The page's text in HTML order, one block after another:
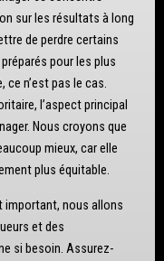
sur les résultats à long
de perdre certains
pour les plus
n’est pas le cas.
l’aspect principal
Nous croyons que
mieux, car elle
plus équitable.
important, nous allons
et des
si besoin. Assurez-